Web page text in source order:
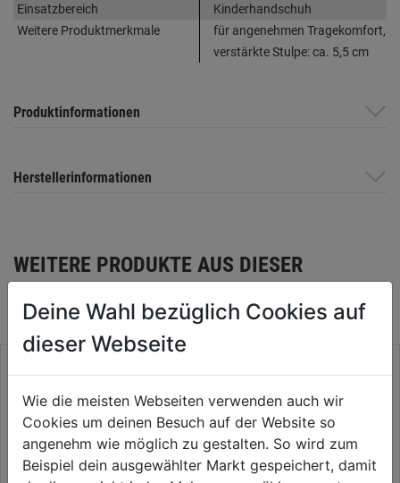
Einsatzbereich
Kinderhandschuh
Weitere Produktmerkmale
für angenehmen Tragekomfort,
verstärkte Stulpe: ca. 5,5 cm
Produktinformationen
Herstellerinformationen
WEITERE PRODUKTE AUS DIESER
Deine Wahl bezüglich Cookies auf
dieser Webseite
Wie die meisten Webseiten verwenden auch wir
Cookies um deinen Besuch auf der Website so
angenehm wie möglich zu gestalten. So wird zum
Beispiel dein ausgewählter Markt gespeichert, damit